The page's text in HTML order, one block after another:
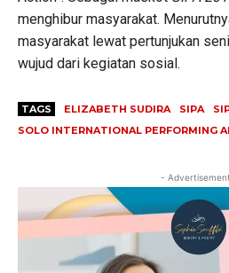
menghibur masyarakat.
masyarakat lewat pertunjukan
wujud dari kegiatan sosial.
TAGS ELIZABETH SUDIRA SIPA
SOLO INTERNATIONAL PERFORMING
-